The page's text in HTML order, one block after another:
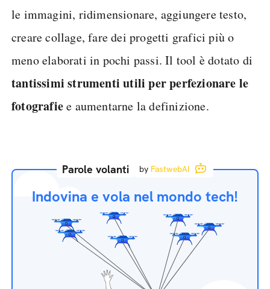
le immagini, ridimensionare, aggiungere testo,
creare collage, fare dei progetti grafici più o
meno elaborati in pochi passi. Il tool è dotato di
tantissimi strumenti utili per perfezionare le
fotografiee aumentarne la definizione.
Parole volanti by FastwebAI
Indovina e vola nel mondo tech!